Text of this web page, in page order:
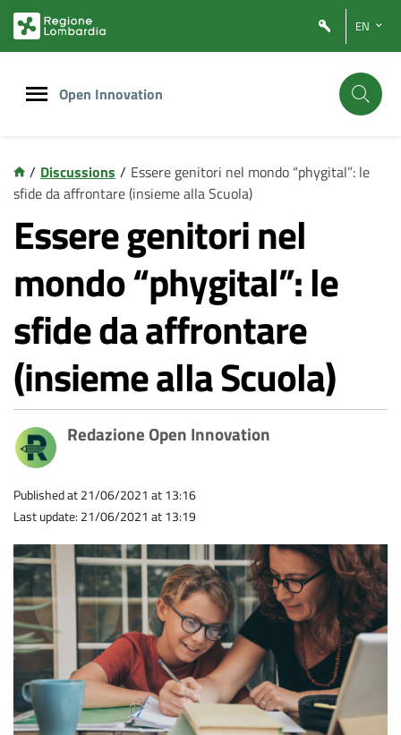
contenuto
footer
EN
Open Innovation
/ Discussions / Essere genitori nel mondo “phygital”: le
sfide da affrontare (insieme alla Scuola)
Essere genitori nel
mondo “phygital”: le
sfide da affrontare
(insieme alla Scuola)
Redazione Open Innovation
Published at 21/06/2021 at 13:16
Last update: 21/06/2021 at 13:19